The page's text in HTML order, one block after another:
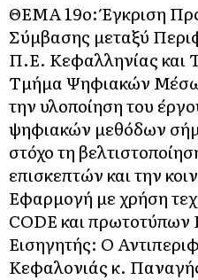
ΘΕΜΑ 19o: Έγκριση
Σύμβασης μεταξύ
Π.Ε. Κεφαλληνίας
Τμήμα Ψηφιακών
την υλοποίηση του
ψηφιακών μεθόδων
στόχο τη
επισκεπτών και την
Εφαρμογή με χρήση
CODE και πρωτοτύπων
Εισηγητής: Ο
Κεφαλονιάς κ.